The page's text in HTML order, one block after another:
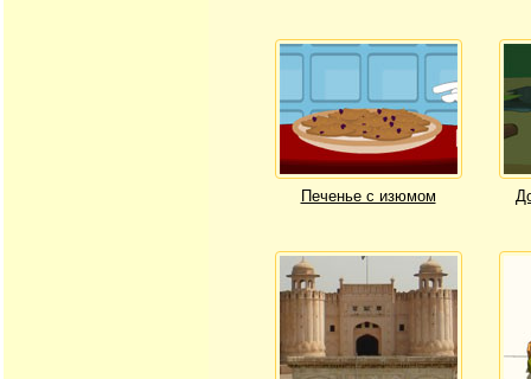
Печенье с изюмом